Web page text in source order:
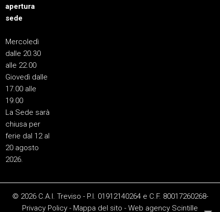
apertura
sede
Mercoledì
dalle 20.30
alle 22.00
Giovedì dalle
17.00 alle
19.00
La Sede sarà
chiusa per
ferie dal 12 al
20 agosto
2026.
© 2026 C.A.I. Treviso - P.I. 01912140264 e C.F. 80017260268-
Privacy Policy - Mappa del sito - Web agency Scintille